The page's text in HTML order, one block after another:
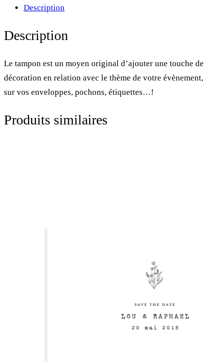
MinimalDescription
Description
Le tampon est un moyen original d’ajouter une touche de
décoration en relation avec le thème de votre évènement,
sur vos enveloppes, pochons, étiquettes…!
Produits similaires